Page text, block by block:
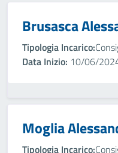
Brusasca
Tipologia Incarico:
Data Inizio: 10/06/
Moglia
Tipologia Incarico: